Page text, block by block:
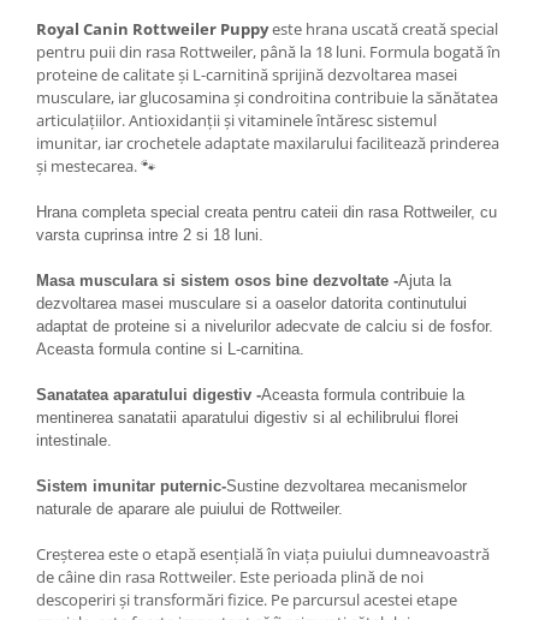
Teste apa iaz
Filtre iaz
Pompe iaz
Incalzitor Iaz
Accesorii iaz
Cai
Toaletare cai
Casti echitatie
Accesorii cai
Royal Canin Rottweiler Puppyeste hrana uscată creată special
pentru puii din rasa Rottweiler, până la 18 luni. Formula bogată în
proteine de calitate și L-carnitină sprijină dezvoltarea masei
musculare, iar glucosamina și condroitina contribuie la sănătatea
articulațiilor. Antioxidanții și vitaminele întăresc sistemul
imunitar, iar crochetele adaptate maxilarului facilitează prinderea
și mestecarea. 🐾
Hrana completa special creata pentru cateii din rasa Rottweiler, cu
varsta cuprinsa intre 2 si 18 luni.
Masa musculara si sistem osos bine dezvoltate -Ajuta la
dezvoltarea masei musculare si a oaselor datorita continutului
adaptat de proteine si a nivelurilor adecvate de calciu si de fosfor.
Aceasta formula contine si L-carnitina.
Sanatatea aparatului digestiv -Aceasta formula contribuie la
mentinerea sanatatii aparatului digestiv si al echilibrului florei
intestinale.
Sistem imunitar puternic-Sustine dezvoltarea mecanismelor
naturale de aparare ale puiului de Rottweiler.
Creșterea este o etapă esențială în viața puiului dumneavoastră
de câine din rasa Rottweiler. Este perioada plină de noi
descoperiri și transformări fizice. Pe parcursul acestei etape